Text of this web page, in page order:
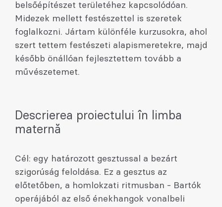
belsőépítészet területéhez kapcsolódóan.
Midezek mellett festészettel is szeretek
foglalkozni. Jártam különféle kurzusokra, ahol
szert tettem festészeti alapismeretekre, majd
később önállóan fejlesztettem tovább a
művészetemet.
Descrierea proiectului în limba
maternă
Cél: egy határozott gesztussal a bezárt
szigorúság feloldása. Ez a gesztus az
előtetőben, a homlokzati ritmusban - Bartók
operájából az első énekhangok vonalbeli